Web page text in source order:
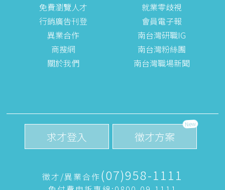
免費瀏覽人才
行銷廣告刊登
異業合作
商搜網
關於我們
就業零歧視
會員電子報
南台灣研職IG
南台灣粉絲團
南台灣職場新聞
求才登入 徵才方案
New
徵才/異業合作(07)958-1111